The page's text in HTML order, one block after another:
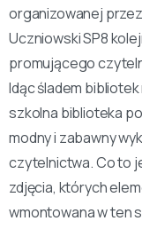
organizowanej
Uczniowski SP8
promującego
Idąc śladem
szkolna biblioteka
modny i zabawny
czytelnictwa. Co to
zdjęcia, których
wmontowana w ten